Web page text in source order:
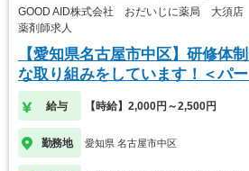
GOOD AID株式会社 おだいじに薬局 大須店
薬剤師求人
【愛知県名古屋市中区】研修体
な取り組みをしています！＜パー
給与 【時給】2,000円～2,500円
勤務地 愛知県 名古屋市中区